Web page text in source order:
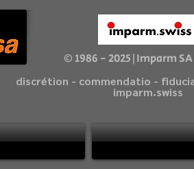
© 1986 - 2025|Imparm
discrétion - commendatio -
imparm.swiss